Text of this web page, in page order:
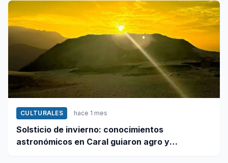
CULTURALES hace 1 mes
Solsticio de invierno: conocimientos
astronómicos en Caral guiaron agro y